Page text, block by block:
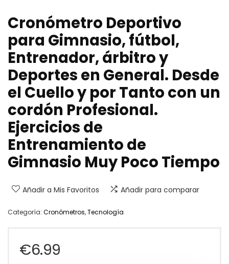
Cronómetro Deportivo
para Gimnasio, fútbol, ​​
Entrenador, árbitro y
Deportes en General. Desde
el Cuello y por Tanto con un
cordón Profesional.
Ejercicios de
Entrenamiento de
Gimnasio Muy Poco Tiempo
Añadir a Mis Favoritos Añadir para comparar
Categoría: Cronómetros,Tecnología
€6.99